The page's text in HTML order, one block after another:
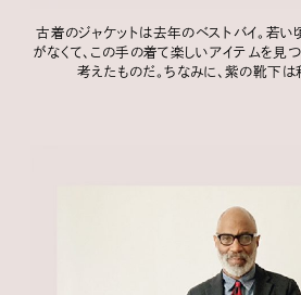
古着のジャケットは去年のベストバイ。若い
がなくて、この手の着て楽しいアイテムを見
考えたものだ。ちなみに、紫の靴下は